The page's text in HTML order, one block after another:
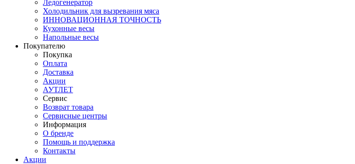
Ледогенератор
Холодильник для вызревания мяса
ИННОВАЦИОННАЯ ТОЧНОСТЬ
Кухонные весы
Напольные весы
Покупателю
Покупка
Оплата
Доставка
Акции
АУТЛЕТ
Сервис
Возврат товара
Сервисные центры
Информация
О бренде
Помощь и поддержка
Контакты
Акции